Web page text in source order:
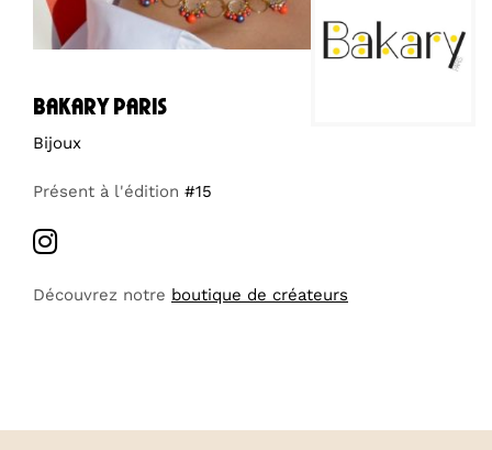
bakary paris
Bijoux
Présent à l'édition #15
Découvrez notre boutique de créateurs